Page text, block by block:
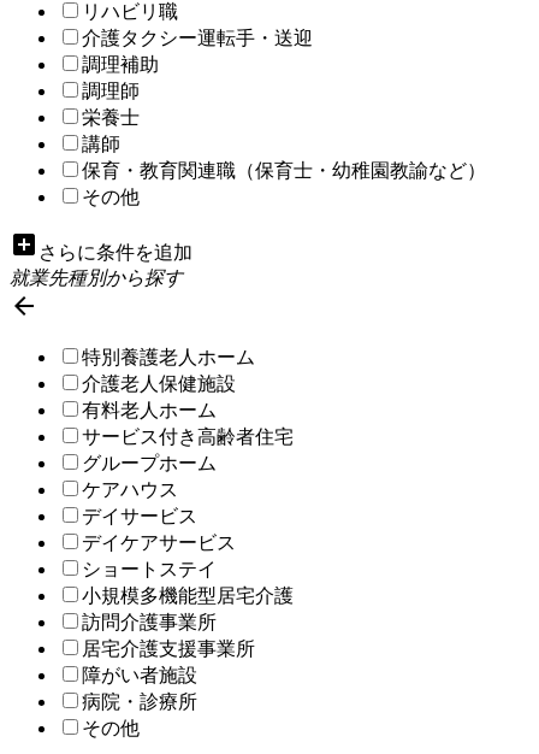
リハビリ職
介護タクシー運転手・送迎
調理補助
調理師
栄養士
講師
保育・教育関連職（保育士・幼稚園教諭など）
その他
add_box さらに条件を追加
就業先種別から探す

特別養護老人ホーム
介護老人保健施設
有料老人ホーム
サービス付き高齢者住宅
グループホーム
ケアハウス
デイサービス
デイケアサービス
ショートステイ
小規模多機能型居宅介護
訪問介護事業所
居宅介護支援事業所
障がい者施設
病院・診療所
その他